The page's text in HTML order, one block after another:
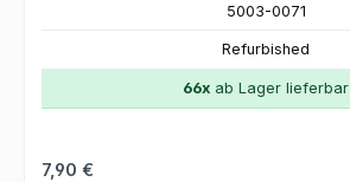
5003-0071
Refurbished
66x ab Lager lieferbar
Regulärer Preis:
7,90 €